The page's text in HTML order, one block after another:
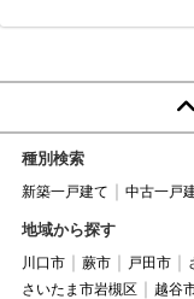
種別検索
新築一戸建て 中古一戸
地域から探す
川口市 蕨市 戸田市
さいたま市岩槻区
越谷